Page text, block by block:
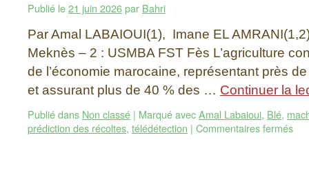
Publié le21 juin 2026par Bahri
Par Amal LABAIOUI(1), Imane EL
Meknès – 2 : USMBA FST Fès L’agriculture
de l’économie marocaine, représentant près
et assurant plus de 40 % des … Continuer la
Publié dans Non classé | Marqué avecAmal Labaioui, Blé,
prédiction des récoltes, télédétection | Commentaires fermés